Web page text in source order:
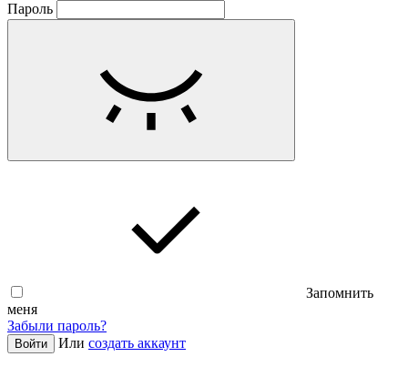
Пароль
Запомнить
меня
Забыли пароль?
Войти Или создать аккаунт